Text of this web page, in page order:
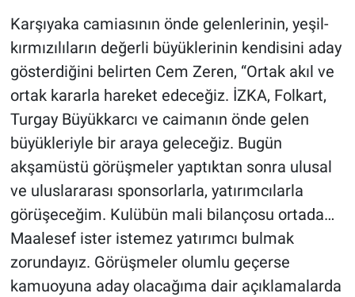
Karşıyaka camiasının önde gelenlerinin, yeşil-
kırmızılıların değerli büyüklerinin kendisini aday
gösterdiğini belirten Cem Zeren, “Ortak akıl ve
ortak kararla hareket edeceğiz. İZKA, Folkart,
Turgay Büyükkarcı ve caimanın önde gelen
büyükleriyle bir araya geleceğiz. Bugün
akşamüstü görüşmeler yaptıktan sonra ulusal
ve uluslararası sponsorlarla, yatırımcılarla
görüşeceğim. Kulübün mali bilançosu ortada…
Maalesef ister istemez yatırımcı bulmak
zorundayız. Görüşmeler olumlu geçerse
kamuoyuna aday olacağıma dair açıklamalarda